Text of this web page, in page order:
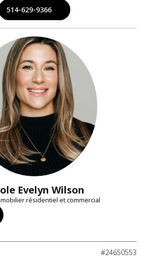
514-629-9366
Evelyn Wilson
résidentiel et commercial
#24650553